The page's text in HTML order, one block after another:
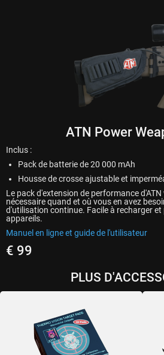
ATN Power
Inclus :
Pack de batterie de 20 000 mAh
Housse de crosse ajustable et
Le pack d'extension de performance
nécessaire quand et où vous en avez
d'utilisation continue. Facile à recharger
appareils.
Manuel en ligne et guide de l'utilisateur
€ 99
PLUS